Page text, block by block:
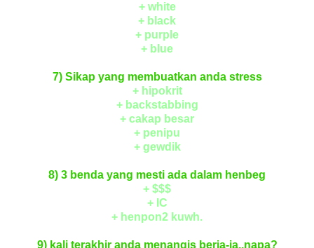
+ white
+ black
+ purple
+ blue
7) Sikap yang membuatkan anda stress
+ hipokrit
+ backstabbing
+ cakap besar
+ penipu
+ gewdik
8) 3 benda yang mesti ada dalam henbeg
+ $$$
+ IC
+ henpon2 kuwh.
9) kali terakhir anda menangis beria-ia..napa?